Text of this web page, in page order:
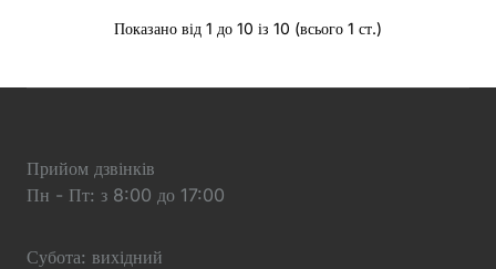
Показано від 1 до 10 із 10 (всього 1 ст.)
Прийом дзвінків
Пн - Пт: з 8:00 до 17:00
Субота: вихідний